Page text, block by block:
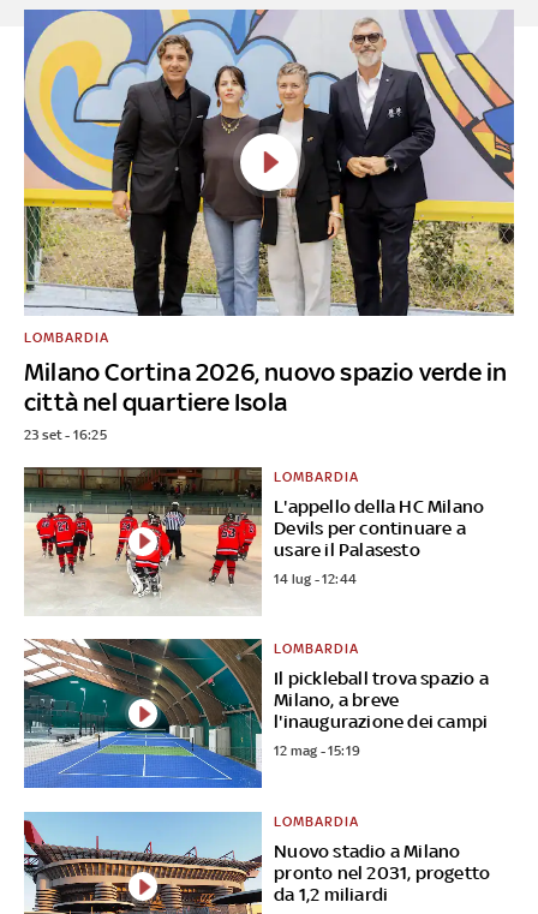
Milano Cortina 2026, nuovo spazio verde in
città nel quartiere Isola
LOMBARDIA
23 set - 16:25
L'appello della HC Milano
Devils per continuare a
usare il Palasesto
LOMBARDIA
14 lug - 12:44
Il pickleball trova spazio a
Milano, a breve
l'inaugurazione dei campi
LOMBARDIA
12 mag - 15:19
Nuovo stadio a Milano
pronto nel 2031, progetto
da 1,2 miliardi
LOMBARDIA